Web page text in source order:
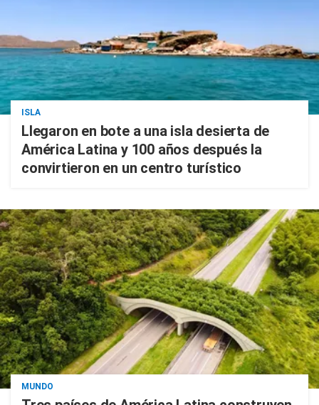
ISLA
Llegaron en bote a una isla desierta de
América Latina y 100 años después la
convirtieron en un centro turístico
MUNDO